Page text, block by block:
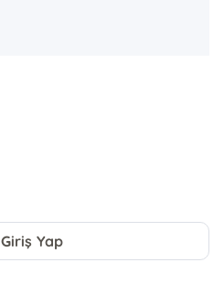
Giriş Yap